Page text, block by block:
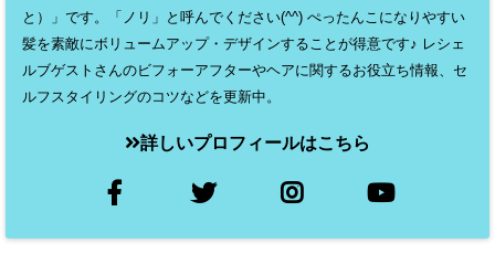
と）」です。「ノリ」と呼んでください(^^) ぺったんこになりやすい
髪を素敵にボリュームアップ・デザインすることが得意です♪ レシェ
ルブゲストさんのビフォーアフターやヘアに関するお役立ち情報、セ
ルフスタイリングのコツなどを更新中。
詳しいプロフィールはこちら